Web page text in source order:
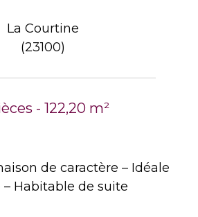
La Courtine
(23100)
- 122,20 m²
de caractère – Idéale
Habitable de suite